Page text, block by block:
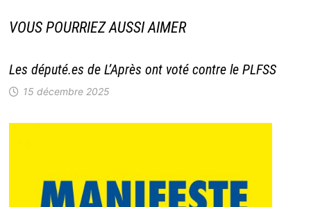
VOUS POURRIEZ AUSSI AIMER
Les député.es de L’Après ont voté contre le PLFSS
15 décembre 2025